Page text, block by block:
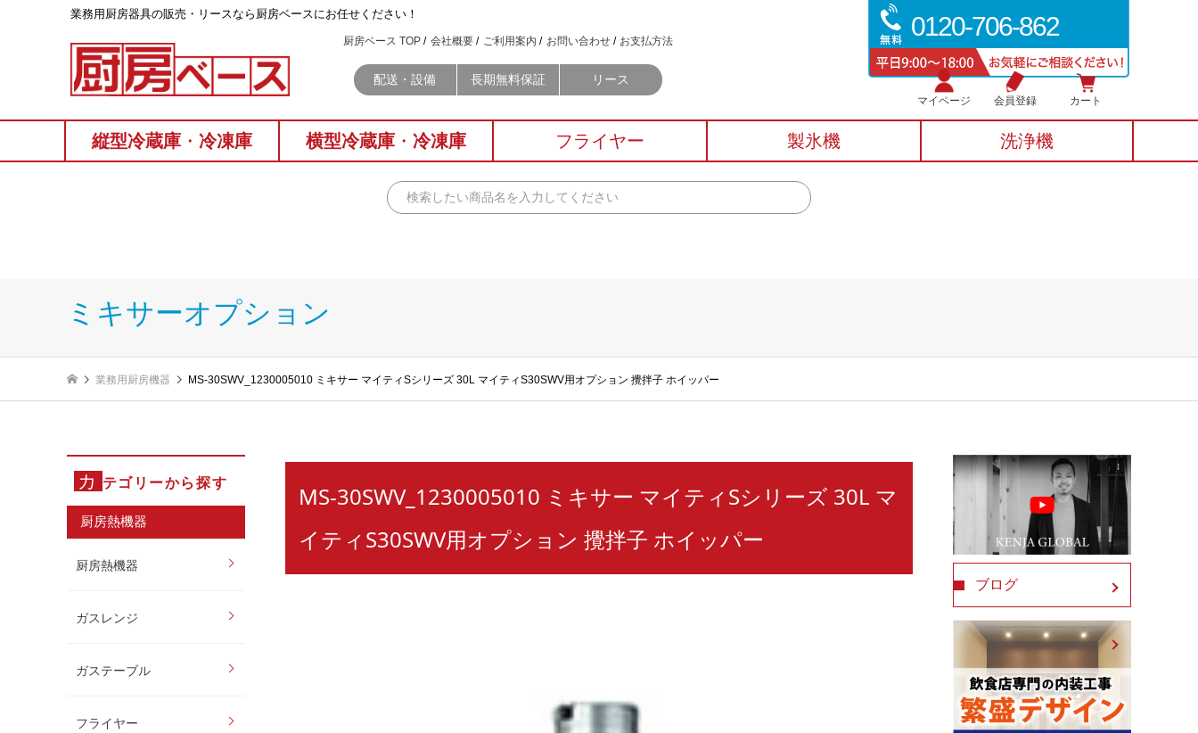
0120-706-862
業務⽤厨房器具の販売・リースなら厨房ベースにお任せください！
厨房ベース TOP 会社概要 ご利用案内 お問い合わせ お支払方法
配送・設備 長期無料保証 リース
マイページ 会員登録 カート
縦型冷蔵庫 ・ 冷凍庫 横型冷蔵庫 ・ 冷凍庫 フライヤー 製氷機 洗浄機
ミキサーオプション
業務用厨房機器 MS-30SWV_1230005010 ミキサー マイティSシリーズ 30L マイティS30SWV用オプション 攪拌子 ホイッパー
カ テゴリーから探す
厨房熱機器
厨房熱機器
ガスレンジ
ガステーブル
フライヤー
MS-30SWV_1230005010 ミキサー マイティSシリーズ 30L マ
イティS30SWV用オプション 攪拌子 ホイッパー
ブログ